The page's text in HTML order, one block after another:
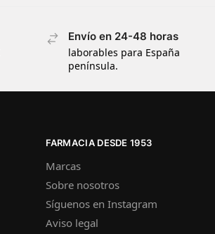
Envío en 24-48 horas
laborables para España
península.
FARMACIA DESDE 1953
Marcas
Sobre nosotros
Síguenos en Instagram
Aviso legal